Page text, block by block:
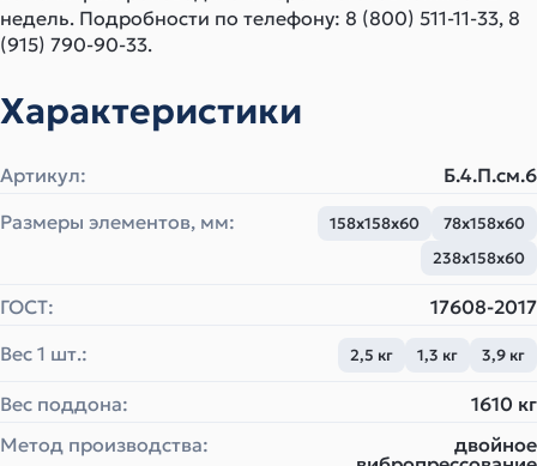
недель. Подробности по телефону: 8 (800) 511-11-33, 8
(915) 790-90-33.
Характеристики
Артикул:
Б.4.П.см.6
Размеры элементов, мм:
158х158х60
78х158х60
238х158х60
ГОСТ:
17608-2017
Вес 1 шт.:
2,5 кг 1,3 кг 3,9 кг
Вес поддона:
1610 кг
Метод производства:
двойное